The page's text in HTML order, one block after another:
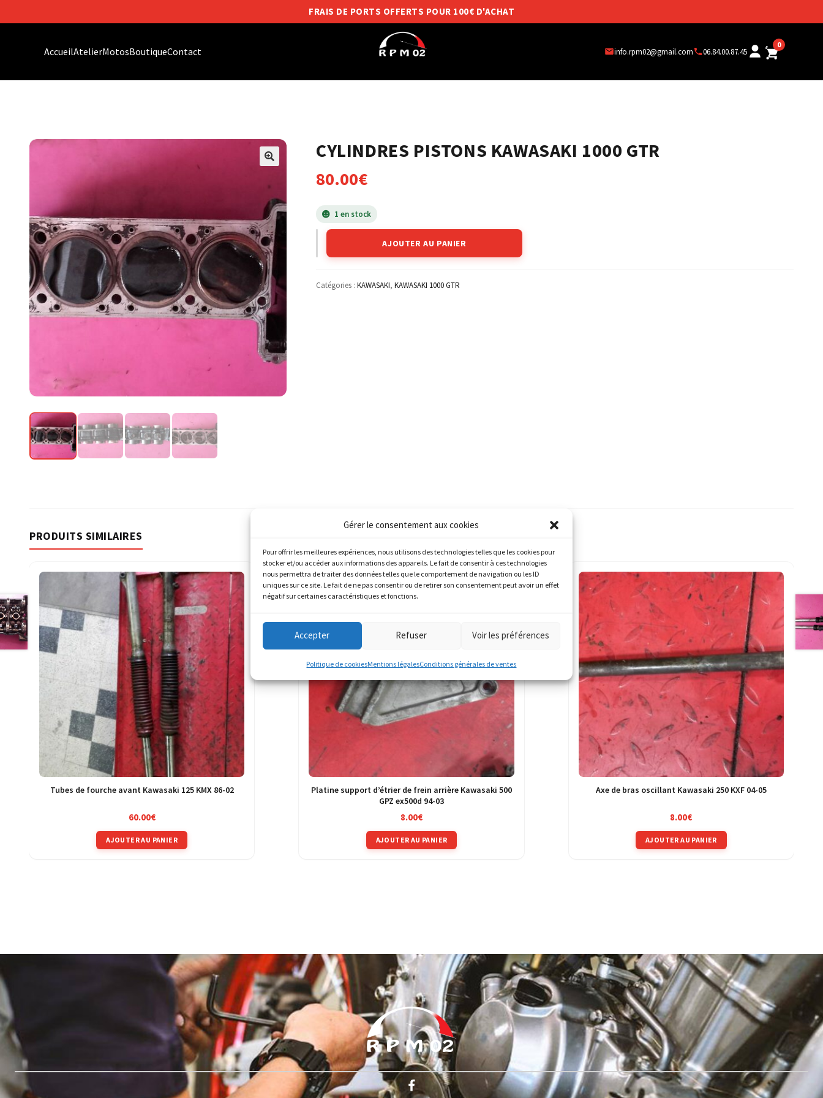
Gérer le consentement aux cookies
Pour offrir les meilleures expériences, nous utilisons des technologies telles que les cookies pour
stocker et/ou accéder aux informations des appareils. Le fait de consentir à ces technologies
nous permettra de traiter des données telles que le comportement de navigation ou les ID
uniques sur ce site. Le fait de ne pas consentir ou de retirer son consentement peut avoir un effet
négatif sur certaines caractéristiques et fonctions.
Accepter Refuser Voir les préférences
Politique de cookiesMentions légalesConditions générales de ventes
FRAIS DE PORTS OFFERTS POUR 100€ D'ACHAT
AccueilAtelierMotosBoutiqueContact info.rpm02@gmail.com 06.84.00.87.45
0
CYLINDRES PISTONS KAWASAKI 1000 GTR
80.00€
1 en stock
AJOUTER AU PANIER
Catégories : KAWASAKI, KAWASAKI 1000 GTR
PRODUITS SIMILAIRES
Tubes de fourche avant Kawasaki 125 KMX 86-02
60.00€
AJOUTER AU PANIER
Platine support d’étrier de frein arrière Kawasaki 500
GPZ ex500d 94-03
8.00€
AJOUTER AU PANIER
Axe de bras oscillant Kawasaki 250 KXF 04-05
8.00€
AJOUTER AU PANIER